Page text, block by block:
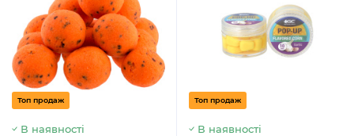
Топ продаж
В наявності
Топ продаж
В наявності